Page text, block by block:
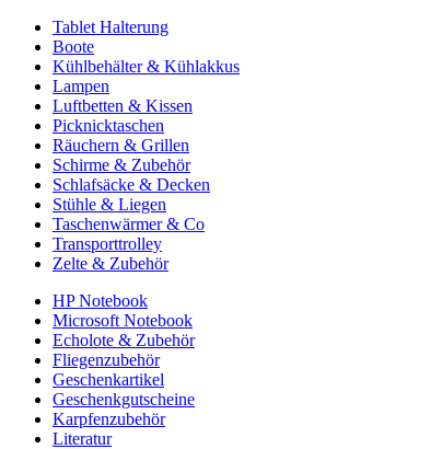
Tablet Halterung
Boote
Kühlbehälter & Kühlakkus
Lampen
Luftbetten & Kissen
Picknicktaschen
Räuchern & Grillen
Schirme & Zubehör
Schlafsäcke & Decken
Stühle & Liegen
Taschenwärmer & Co
Transporttrolley
Zelte & Zubehör
HP Notebook
Microsoft Notebook
Echolote & Zubehör
Fliegenzubehör
Geschenkartikel
Geschenkgutscheine
Karpfenzubehör
Literatur